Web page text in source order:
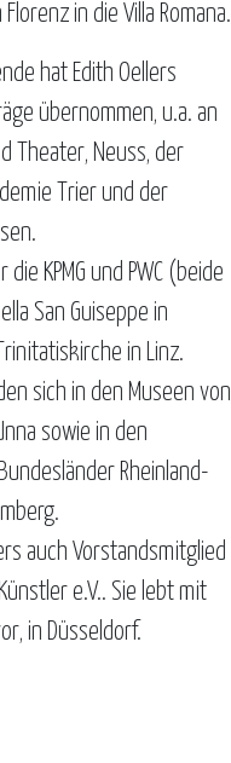
in die Villa Romana.
hat Edith Oellers
übernommen, u.a. an
Theater, Neuss, der
Trier und der
KPMG und PWC (beide
San Guiseppe in
in Linz.
sich in den Museen von
sowie in den
Rheinland-
auch Vorstandsmitglied
e.V.. Sie lebt mit
in Düsseldorf.